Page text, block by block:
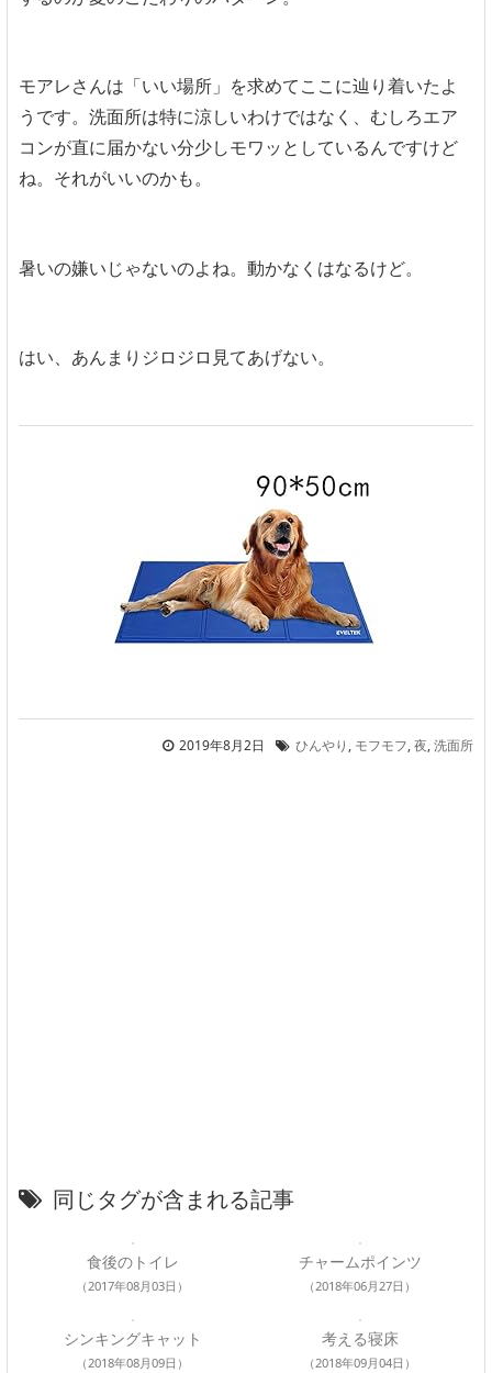
モアレさんは「いい場所」を求めてここに辿り着いたよ
うです。洗面所は特に涼しいわけではなく、むしろエア
コンが直に届かない分少しモワッとしているんですけど
ね。それがいいのかも。
暑いの嫌いじゃないのよね。動かなくはなるけど。
はい、あんまりジロジロ見てあげない。
2019年8月2日 ひんやり , モフモフ,夜,洗面所
同じタグが含まれる記事
食後のトイレ
（2017年08月03日）
チャームポインツ
（2018年06月27日）
シンキングキャット
（2018年08月09日）
考える寝床
（2018年09月04日）